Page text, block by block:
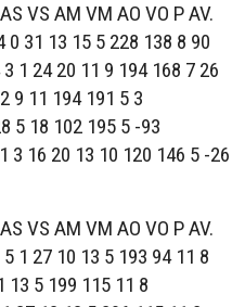
VS AM VM AO VO P AV.
0 31 13 15 5 228 138 8 90
1 24 20 11 9 194 168 7 26
9 11 194 191 5 3
5 18 102 195 5 -93
3 16 20 13 10 120 146 5 -26
VS AM VM AO VO P AV.
5 1 27 10 13 5 193 94 11 8
13 5 199 115 11 8